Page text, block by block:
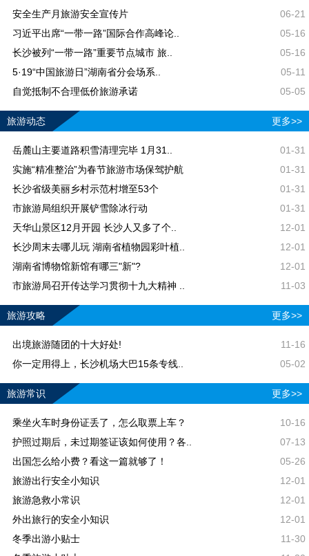
安全生产月旅游安全宣传片
06-21
习近平出席“一带一路”国际合作高峰论..
05-16
长沙被列“一带一路”重要节点城市 旅..
05-16
5·19“中国旅游日”湖南省分会场系..
05-11
自觉抵制不合理低价旅游承诺
05-05
旅游动态 更多>>
岳麓山主要道路积雪清理完毕 1月31..
01-31
实施“精准整治”为春节旅游市场保驾护航
01-31
长沙省级美丽乡村示范村增至53个
01-31
市旅游局组织开展铲雪除冰行动
01-31
天华山景区12月开园 长沙人又多了个..
12-01
长沙周末去哪儿玩 湖南省植物园彩叶植..
12-01
湖南省博物馆新馆有哪三"新"?
12-01
市旅游局召开传达学习贯彻十九大精神 ..
11-03
旅游攻略 更多>>
出境旅游随团的十大好处!
11-16
你一定用得上，长沙机场大巴15条专线..
05-02
旅游常识 更多>>
乘坐火车时身份证丢了，怎么取票上车？
10-16
护照过期后，未过期签证该如何使用？各..
07-13
出国怎么给小费？看这一篇就够了！
05-26
旅游出行安全小知识
12-01
旅游急救小常识
12-01
外出旅行的安全小知识
12-01
冬季出游小贴士
11-30